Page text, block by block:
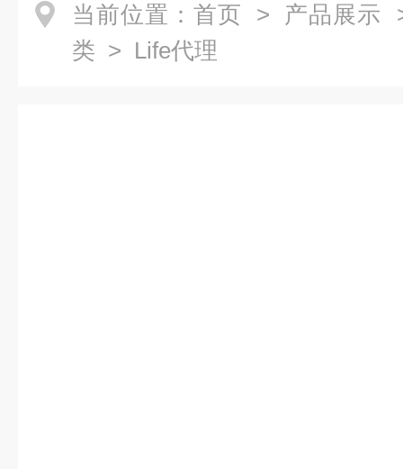
当前位置： 首页 > 产品展示
类 > Life代理